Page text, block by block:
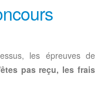
les épreuves de
pas reçu, les frais